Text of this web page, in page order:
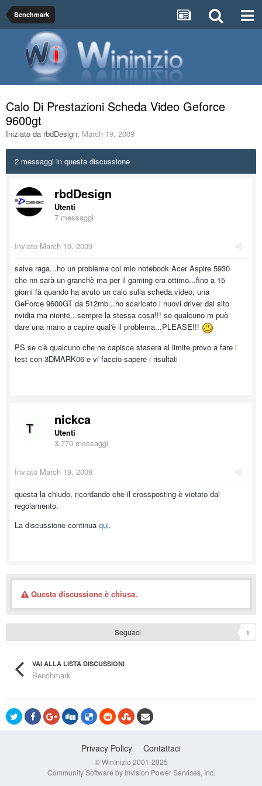
Benchmark
Calo Di Prestazioni Scheda Video Geforce
9600gt
Iniziato da rbdDesign, March 19, 2009
2 messaggi in questa discussione
rbdDesign
Utenti
7 messaggi
Inviato March 19, 2009
salve raga...ho un problema col mio notebook Acer Aspire 5930
che nn sarà un granchè ma per il gaming era ottimo...fino a 15
giorni fà quando ha avuto un calo sulla scheda video, una
GeForce 9600GT da 512mb...ho scaricato i nuovi driver dal sito
nvidia ma niente...sempre la stessa cosa!!! se qualcuno m può
dare una mano a capire qual'è il problema...PLEASE!!!
PS se c'è qualcuno che ne capisce stasera al limite provo a fare i
test con 3DMARK06 e vi faccio sapere i risultati
nickca
Utenti
3,770 messaggi
Inviato March 19, 2009
questa la chiudo, ricordando che il crossposting è vietato dal
regolamento.
La discussione continua qui.
Questa discussione è chiusa.
Seguaci 1
VAI ALLA LISTA DISCUSSIONI
Benchmark
Privacy Policy Contattaci
© WinInizio 2001-2025
Community Software by Invision Power Services, Inc.